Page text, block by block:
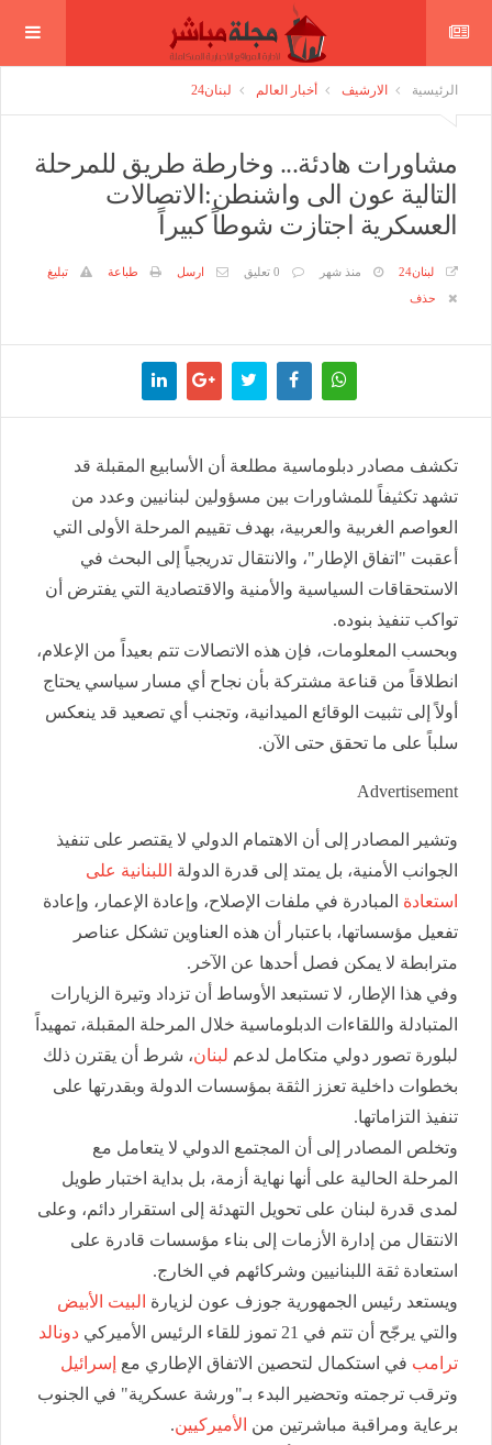
الرئيسية الارشيف أخبار العالم لبنان24
مشاورات هادئة... وخارطة طريق للمرحلة
التالية عون الى واشنطن:الاتصالات
العسكرية اجتازت شوطاً كبيراً
لبنان24 منذ شهر 0 تعليق ارسل طباعة
تبليغ
حذف
تكشف مصادر دبلوماسية مطلعة أن الأسابيع المقبلة قد
تشهد تكثيفاً للمشاورات بين مسؤولين لبنانيين وعدد من
العواصم الغربية والعربية، بهدف تقييم المرحلة الأولى التي
أعقبت "اتفاق الإطار"، والانتقال تدريجياً إلى البحث في
الاستحقاقات السياسية والأمنية والاقتصادية التي يفترض أن
تواكب تنفيذ بنوده.
وبحسب المعلومات، فإن هذه الاتصالات تتم بعيداً من الإعلام،
انطلاقاً من قناعة مشتركة بأن نجاح أي مسار سياسي يحتاج
أولاً إلى تثبيت الوقائع الميدانية، وتجنب أي تصعيد قد ينعكس
سلباً على ما تحقق حتى الآن.
Advertisement
وتشير المصادر إلى أن الاهتمام الدولي لا يقتصر على تنفيذ
الجوانب الأمنية، بل يمتد إلى قدرة الدولة اللبنانية على
استعادة المبادرة في ملفات الإصلاح، وإعادة الإعمار، وإعادة
تفعيل مؤسساتها، باعتبار أن هذه العناوين تشكل عناصر
مترابطة لا يمكن فصل أحدها عن الآخر.
وفي هذا الإطار، لا تستبعد الأوساط أن تزداد وتيرة الزيارات
المتبادلة واللقاءات الدبلوماسية خلال المرحلة المقبلة، تمهيداً
لبلورة تصور دولي متكامل لدعم لبنان، شرط أن يقترن ذلك
بخطوات داخلية تعزز الثقة بمؤسسات الدولة وبقدرتها على
تنفيذ التزاماتها.
وتخلص المصادر إلى أن المجتمع الدولي لا يتعامل مع
المرحلة الحالية على أنها نهاية أزمة، بل بداية اختبار طويل
لمدى قدرة لبنان على تحويل التهدئة إلى استقرار دائم، وعلى
الانتقال من إدارة الأزمات إلى بناء مؤسسات قادرة على
استعادة ثقة اللبنانيين وشركائهم في الخارج.
ويستعد رئيس الجمهورية جوزف عون لزيارة البيت الأبيض
والتي يرجّح أن تتم في 21 تموز للقاء الرئيس الأميركي
دونالد
ترامب في استكمال لتحصين الاتفاق الإطاري مع إسرائيل
وترقب ترجمته وتحضير البدء بـ"ورشة عسكرية" في الجنوب
برعاية ومراقبة مباشرتين من الأميركيين.